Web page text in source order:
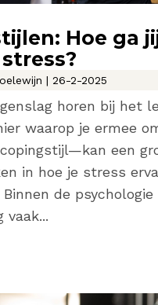
Hoe ga
| 26-2-2025
horen bij het
waarop je ermee
een
in hoe je stress
de psychologie
vaak...